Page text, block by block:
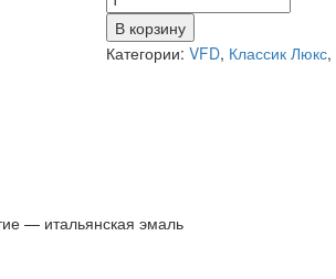
товара
AMALIAIVORY
В корзину
Категории:VFD, Классик Люкс,
— итальянская эмаль